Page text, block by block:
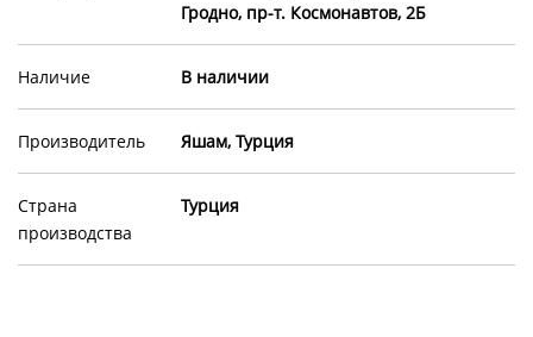
Гродно, пр-т. Космонавтов, 2Б
Наличие В наличии
Производитель Яшам, Турция
Страна
производства
Турция